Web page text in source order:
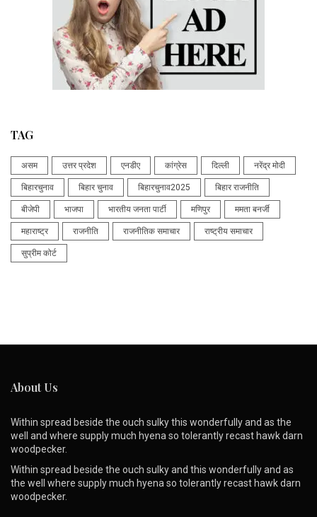
TAG
असम उत्तर प्रदेश एनडीए कांग्रेस दिल्ली नरेंद्र मोदी
बिहारचुनाव बिहार चुनाव बिहारचुनाव2025 बिहार राजनीति
बीजेपी भाजपा भारतीय जनता पार्टी मणिपुर ममता बनर्जी
महाराष्ट्र राजनीति राजनीतिक समाचार राष्ट्रीय समाचार
सुप्रीम कोर्ट
About Us
Within spread beside the ouch sulky this wonderfully and as the
well and where supply much hyena so tolerantly recast hawk darn
woodpecker.
Within spread beside the ouch sulky and this wonderfully and as
the well where supply much hyena so tolerantly recast hawk darn
woodpecker.